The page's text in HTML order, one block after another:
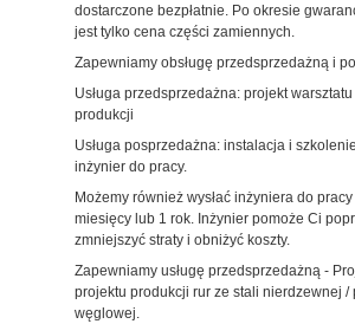
dostarczone bezpłatnie. Po okresie
jest tylko cena części zamiennych.
Zapewniamy obsługę przedsprzedażną i
Usługa przedsprzedażna: projekt
produkcji
Usługa posprzedażna: instalacja i
inżynier do pracy.
Możemy również wysłać inżyniera do
miesięcy lub 1 rok. Inżynier pomoże Ci
zmniejszyć straty i obniżyć koszty.
Zapewniamy usługę przedsprzedażną -
projektu produkcji rur ze stali nierdzewnej /
węglowej.